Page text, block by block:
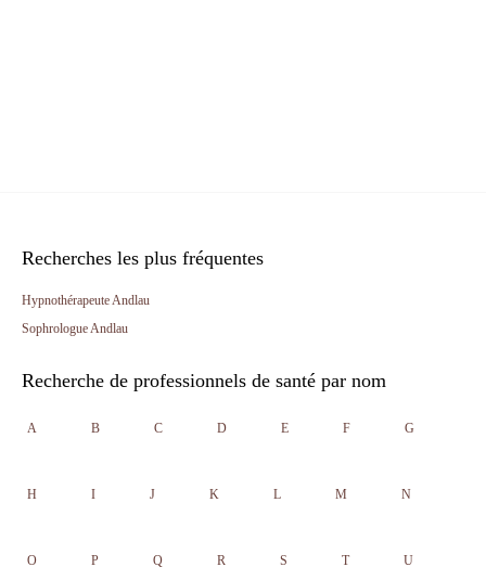
Recherches les plus fréquentes
Hypnothérapeute Andlau
Sophrologue Andlau
Recherche de professionnels de santé par nom
A B C D E F G
H I J K L M N
O P Q R S T U